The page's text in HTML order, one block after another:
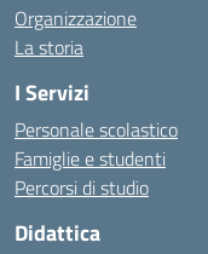
Organizzazione
La storia
I Servizi
Personale scolastico
Famiglie e studenti
Percorsi di studio
Didattica